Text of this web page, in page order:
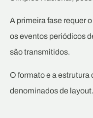
A primeira fase requer
os eventos periódicos
são transmitidos.
O formato e a estrutura
denominados de